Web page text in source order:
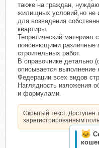
также на граждан,
жилищных условий,но не
для возведения
квартиры.
Теоретический материал
поясняющими различные
строительных работ.
В справочнике детально
описывается выполнение
Федерации всех видов
Наглядность изложения
и формулами.
Скрытый текст. Доступен
зарегистрированным